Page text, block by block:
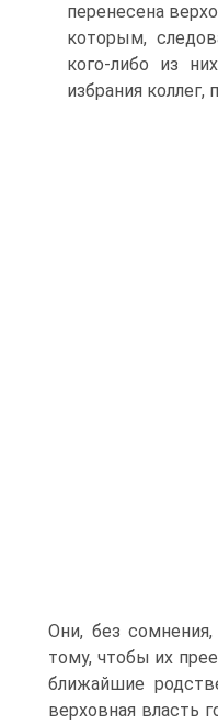
перенесена
которым,
кого-либо из
избрания коллег,
Они, без
тому, чтобы их
ближайшие
верховная власть